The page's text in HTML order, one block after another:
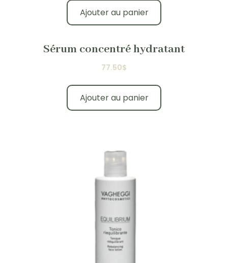
Ajouter au panier
Sérum concentré hydratant
77.50$
Ajouter au panier